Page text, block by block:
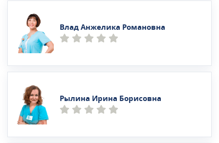
Влад Анжелика Романовна
Рылина Ирина Борисовна